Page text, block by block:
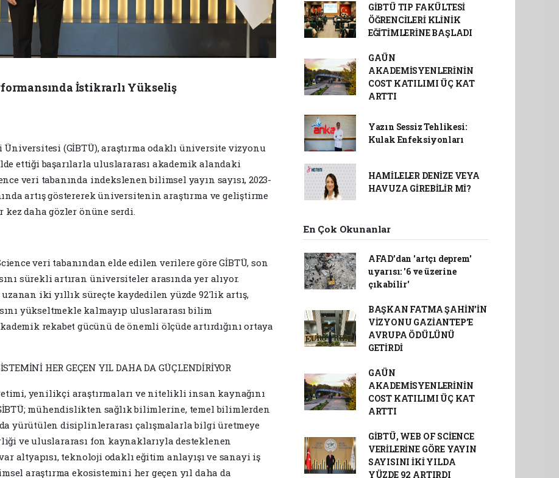
İstikrarlı Yükseliş
(GİBTÜ), araştırma odaklı üniversite vizyonu
ettiği başarılarla uluslararası akademik alandaki
veri tabanında indekslenen bilimsel yayın sayısı, 2023-
artış göstererek üniversitenin araştırma ve geliştirme
daha gözler önüne serdi.
veri tabanından elde edilen verilere göre GİBTÜ, son
sürekli artıran üniversiteler arasında yer alıyor.
uzanan iki yıllık süreçte kaydedilen yüzde 92'lik artış,
yükseltmekle kalmayıp uluslararası bilim
rekabet gücünü de önemli ölçüde artırdığını ortaya
HER GEÇEN YIL DAHA DA GÜÇLENDİRİYOR
yenilikçi araştırmaları ve nitelikli insan kaynağını
mühendislikten sağlık bilimlerine, temel bilimlerden
yürütülen disiplinlerarası çalışmalarla bilgi üretmeye
ve uluslararası fon kaynaklarıyla desteklenen
altyapısı, teknoloji odaklı eğitim anlayışı ve sanayi iş
araştırma ekosistemini her geçen yıl daha da
GİBTÜ TIP FAKÜLTESİ
ÖĞRENCİLERİ KLİNİK
EĞİTİMLERİNE BAŞLADI
GAÜN
AKADEMİSYENLERİNİN
COST KATILIMI ÜÇ KAT
ARTTI
Yazın Sessiz Tehlikesi:
Kulak Enfeksiyonları
HAMİLELER DENİZE VEYA
HAVUZA GİREBİLİR Mİ?
En Çok Okunanlar
AFAD’dan 'artçı deprem'
uyarısı: '6 ve üzerine
çıkabilir'
BAŞKAN FATMA ŞAHİN’İN
VİZYONU GAZİANTEP’E
AVRUPA ÖDÜLÜNÜ
GETİRDİ
GAÜN
AKADEMİSYENLERİNİN
COST KATILIMI ÜÇ KAT
ARTTI
GİBTÜ, WEB OF SCİENCE
VERİLERİNE GÖRE YAYIN
SAYISINI İKİ YILDA
YÜZDE 92 ARTIRDI